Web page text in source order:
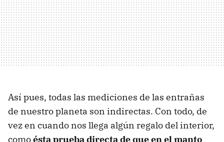
Así pues, todas las mediciones de las entrañas
de nuestro planeta son indirectas. Con todo, de
vez en cuando nos llega algún regalo del interior,
comoésta prueba directa de que en el manto